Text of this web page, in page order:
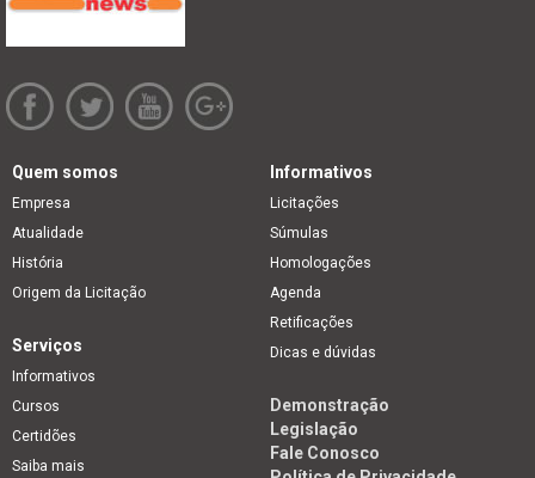
Quem somos
Empresa
Atualidade
História
Origem da Licitação
Informativos
Licitações
Súmulas
Homologações
Agenda
Retificações
Dicas e dúvidas
Serviços
Informativos
Cursos
Certidões
Saiba mais
Demonstração
Legislação
Fale Conosco